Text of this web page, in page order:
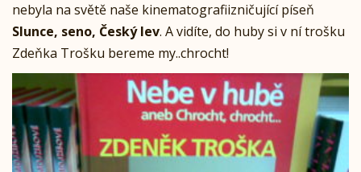
nebyla na světě naše kinematografiizničující píseň
Slunce, seno, Český lev. A vidíte, do huby si v ní trošku
Zdeňka Trošku bereme my..chrocht!